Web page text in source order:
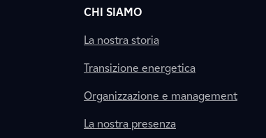
CHI SIAMO
La nostra storia
Transizione energetica
Organizzazione e management
La nostra presenza